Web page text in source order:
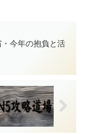
今年の抱負と活